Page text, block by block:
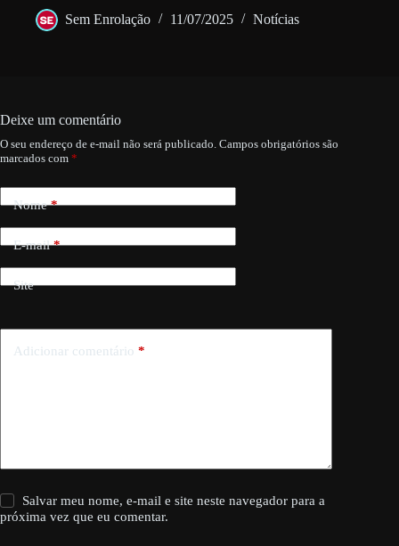
Sem Enrolação 11/07/2025 Notícias
Deixe um comentário
O seu endereço de e-mail não será publicado. Campos obrigatórios são
marcados com *
Nome*
E-mail*
Site
Adicionar comentário *
Salvar meu nome, e-mail e site neste navegador para a
próxima vez que eu comentar.